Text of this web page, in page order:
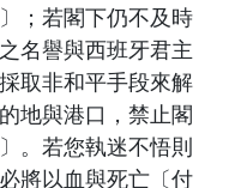
；若閣下仍不及時
名譽與西班牙君主
取非和平手段來解
地與港口，禁止閣
。若您執迷不悟則
將以血與死亡〔付